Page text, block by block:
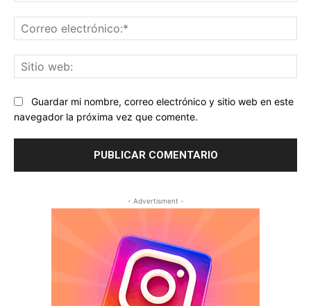
Guardar mi nombre, correo electrónico y sitio web en este
navegador la próxima vez que comente.
- Advertisment -